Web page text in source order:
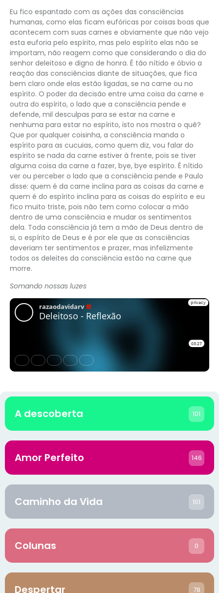
Eu fico espantado com as ações das consciências
humanas, como elas ficam eufóricas por coisas boas que
acontecem com suas carnes e obviamente que não vejo
esta euforia pelo espírito, mas pelo espírito elas não se
importam, não reagem como que considerando o dia do
senhor deleitoso e digno de honra. É tão nítido e óbvio a
reação das consciências diante de situações, que fica
bem claro onde elas estão ligadas, se na carne ou no
espírito. O poder da decisão entre uma coisa da carne e
outra do espírito, o lado que a consciência pende e
defende, mil desculpas para se estar na carne e
nenhuma para estar no espírito, isto nos mostra o quê?
Que por qualquer coisinha, a consciência manda o
espírito para as cucuias, como quem diz, vou falar do
espírito se nada da carne estiver à frente, pois se tiver
alguma coisa da carne a fazer, bye, bye espírito. É nítido
ver ou perceber o lado que a consciência pende e Paulo
disse: quem é da carne inclina para as coisas da carne e
quem é do espírito inclina para as coisas do espírito e eu
fico muito triste, pois não tem como colocar a mão
dentro de uma consciência e mudar os sentimentos
dela. Toda consciência já tem a mão de Deus dentro de
si, o espírito de Deus e é por ele que as consciências
deveriam ter sentimentos e prazer, mas infelizmente
todos os deleites da consciência estão na carne que
morre.
Somando nossas luzes
A descoberta 101
Amor Perfeito 146
Caminho da Vida 101
Colunas 0
Despertar 78